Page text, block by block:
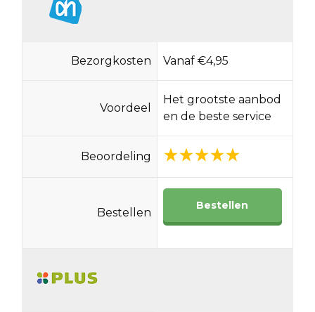
Bezorgkosten Vanaf €4,95
Voordeel
Het grootste aanbod
en de beste service
Beoordeling
Bestellen
Bestellen